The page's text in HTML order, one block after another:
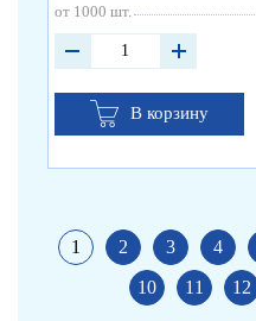
от 1000 шт.
В корзину
1 2 3 4
10
11 12